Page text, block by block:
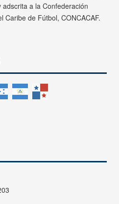
a la Confederación
Caribe de Fútbol, CONCACAF.